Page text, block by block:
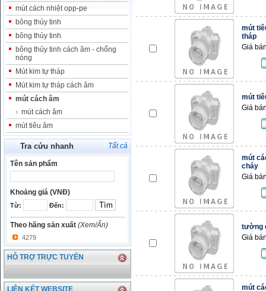
mút cách nhiệt opp-pe
bông thủy tinh
bông thủy tinh
bông thủy tinh cách âm - chống
nóng
Mút kim tự tháp
Mút kim tự tháp cách âm
mút cách âm
mút cách âm
mút tiêu âm
Tra cứu nhanh Tất cả
Tên sản phẩm
Khoảng giá (VNĐ)
Từ: Đến:
Theo hãng sản xuất (Xem/Ẩn)
4279
HỖ TRỢ TRỰC TUYẾN
LIÊN KẾT WEBSITE
mút
tháp
Giá
mút
Giá
mút
cháy
Giá
tường
Giá
mút